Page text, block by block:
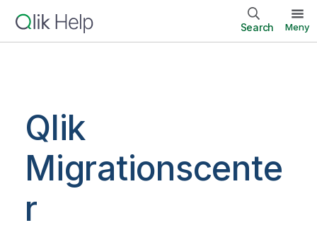
Search Meny
Qlik
Migrationscente
r